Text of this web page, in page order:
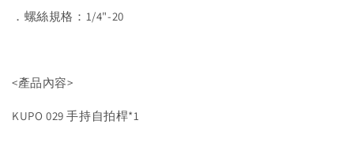
．螺絲規格：1/4"-20
<產品內容>
KUPO 029 手持自拍桿*1